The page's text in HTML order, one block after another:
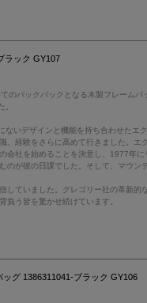
ラック GY107
バックパックとなる木製フレー
。
いデザインと機能を持ち合わせた
経験をさらに高めて行きました。
社を始めることを決意し、1977
が彼の日課でした。そして、マウ
ていました。グレゴリー社の革新
負う皆を驚かせ続けています。
グ 1386311041-ブラック GY106